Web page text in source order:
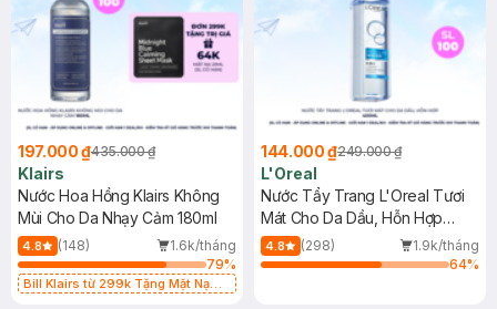
197.000 ₫435.000 ₫
Klairs
Nước Hoa Hồng Klairs Không
Mùi Cho Da Nhạy Cảm 180ml
4.8 (148)
1.6k/tháng
79%
Bill Klairs từ 299k Tặng Mặt Nạ
144.000 ₫249.000 ₫
L'Oreal
Nước Tẩy Trang L'Oreal Tươi
Mát Cho Da Dầu, Hỗn Hợp
400ml
4.8 (298)
1.9k/tháng
64%